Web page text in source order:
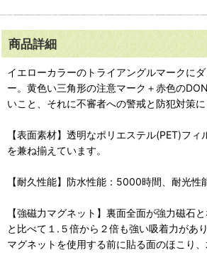
商品詳細
イエローカラーのトライアングルマークに
ー。黄色い三角形の注意マーク＋赤色の
いこと、それに不審者への警戒と防犯対策に
【表面素材】透明なポリエステル(PET)フ
を兼ね揃えています。
【耐久性能】防水性能：5000時間、耐光
【強磁力マグネット】裏面全面が強力磁石
と比べて１.５倍から２倍も強い吸着力があ
マグネットを使用する前に貼る面のほこり